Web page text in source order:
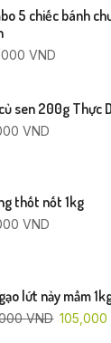
5 chiếc bánh
VND
sen 200g Thực
VND
thốt nốt 1kg
VND
lứt nảy mầm
VND 105,000